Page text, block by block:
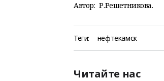
Автор: Р.Решетникова.
Теги: нефтекамск
Читайте нас